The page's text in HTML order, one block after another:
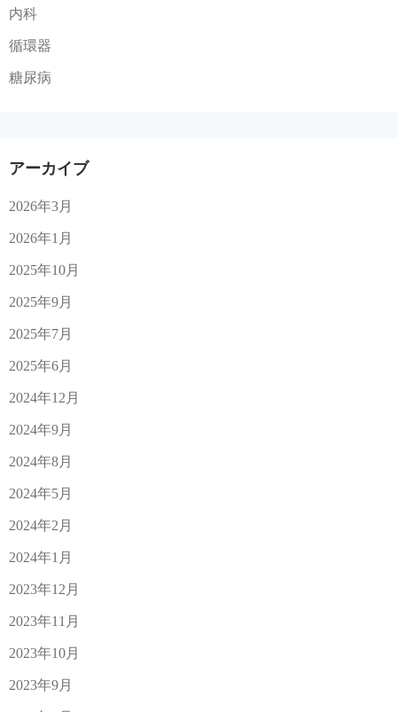
内科
循環器
糖尿病
アーカイブ
2026年3月
2026年1月
2025年10月
2025年9月
2025年7月
2025年6月
2024年12月
2024年9月
2024年8月
2024年5月
2024年2月
2024年1月
2023年12月
2023年11月
2023年10月
2023年9月